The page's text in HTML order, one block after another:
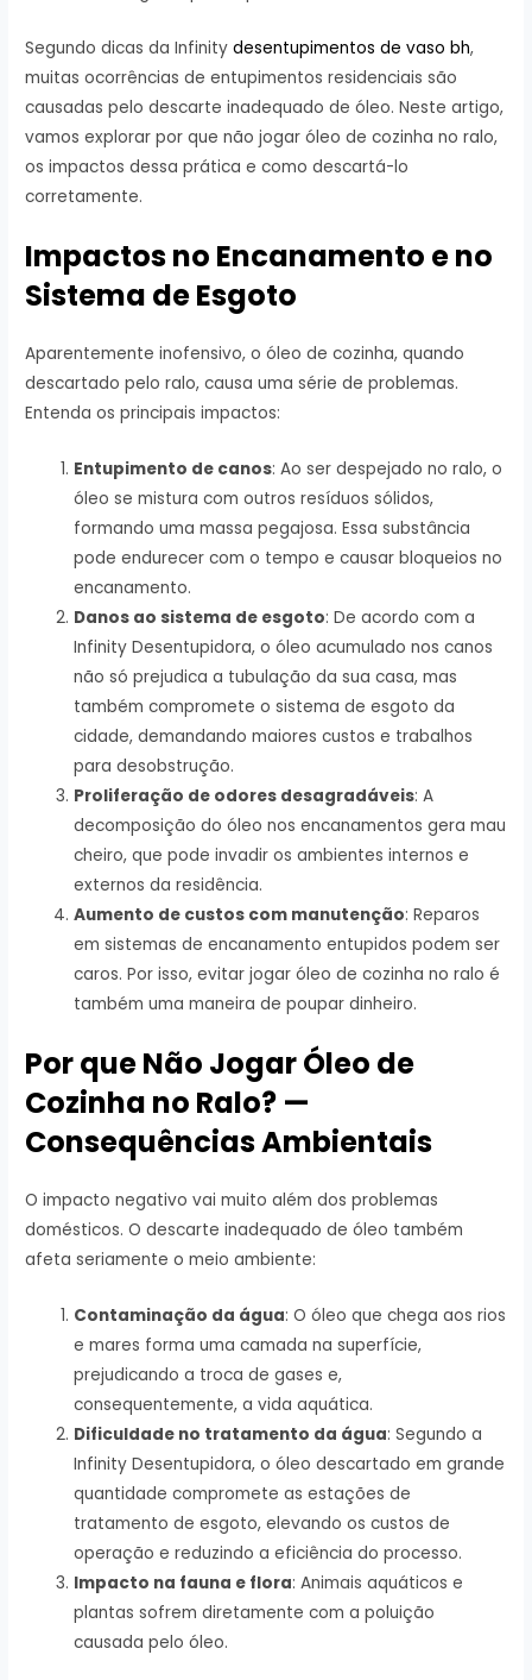
Segundo dicas da Infinitydesentupimentos de vaso bh,
muitas ocorrências de entupimentos residenciais são
causadas pelo descarte inadequado de óleo. Neste artigo,
vamos explorar por que não jogar óleo de cozinha no ralo,
os impactos dessa prática e como descartá-lo
corretamente.
Impactos no Encanamento e no
Sistema de Esgoto
Aparentemente inofensivo, o óleo de cozinha, quando
descartado pelo ralo, causa uma série de problemas.
Entenda os principais impactos:
Entupimento de canos: Ao ser despejado no ralo, o
óleo se mistura com outros resíduos sólidos,
formando uma massa pegajosa. Essa substância
pode endurecer com o tempo e causar bloqueios no
encanamento.
Danos ao sistema de esgoto: De acordo com a
Infinity Desentupidora, o óleo acumulado nos canos
não só prejudica a tubulação da sua casa, mas
também compromete o sistema de esgoto da
cidade, demandando maiores custos e trabalhos
para desobstrução.
Proliferação de odores desagradáveis: A
decomposição do óleo nos encanamentos gera mau
cheiro, que pode invadir os ambientes internos e
externos da residência.
Aumento de custos com manutenção: Reparos
em sistemas de encanamento entupidos podem ser
caros. Por isso, evitar jogar óleo de cozinha no ralo é
também uma maneira de poupar dinheiro.
Por que Não Jogar Óleo de
Cozinha no Ralo? —
Consequências Ambientais
O impacto negativo vai muito além dos problemas
domésticos. O descarte inadequado de óleo também
afeta seriamente o meio ambiente:
Contaminação da água: O óleo que chega aos rios
e mares forma uma camada na superfície,
prejudicando a troca de gases e,
consequentemente, a vida aquática.
Dificuldade no tratamento da água: Segundo a
Infinity Desentupidora, o óleo descartado em grande
quantidade compromete as estações de
tratamento de esgoto, elevando os custos de
operação e reduzindo a eficiência do processo.
Impacto na fauna e flora: Animais aquáticos e
plantas sofrem diretamente com a poluição
causada pelo óleo.